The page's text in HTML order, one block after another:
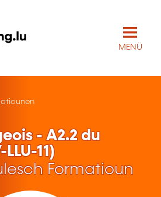
MENÜ
- A2.2 du
11)
Formatioun